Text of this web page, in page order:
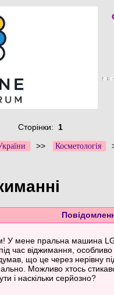
Сторінки: 1
>> Косметологія
У мене пральна машина
час віджимання,
що це через нерівну
Можливо хтось
і наскільки серйозно?